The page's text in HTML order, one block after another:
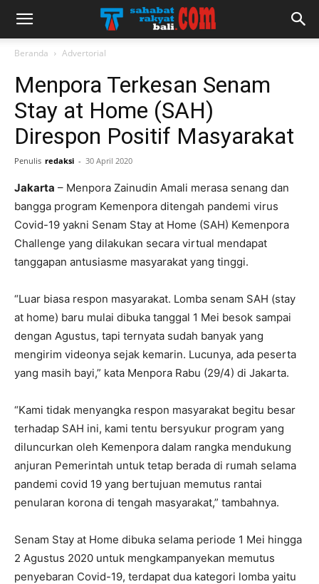
Beranda Advertorial
Menpora Terkesan Senam
Stay at Home (SAH)
Direspon Positif Masyarakat
Penulis redaksi - 30 April 2020
Jakarta – Menpora Zainudin Amali merasa senang dan
bangga program Kemenpora ditengah pandemi virus
Covid-19 yakni Senam Stay at Home (SAH) Kemenpora
Challenge yang dilakukan secara virtual mendapat
tanggapan antusiasme masyarakat yang tinggi.
“Luar biasa respon masyarakat. Lomba senam SAH (stay
at home) baru mulai dibuka tanggal 1 Mei besok sampai
dengan Agustus, tapi ternyata sudah banyak yang
mengirim videonya sejak kemarin. Lucunya, ada peserta
yang masih bayi,” kata Menpora Rabu (29/4) di Jakarta.
“Kami tidak menyangka respon masyarakat begitu besar
terhadap SAH ini, kami tentu bersyukur program yang
diluncurkan oleh Kemenpora dalam rangka mendukung
anjuran Pemerintah untuk tetap berada di rumah selama
pandemi covid 19 yang bertujuan memutus rantai
penularan korona di tengah masyarakat,” tambahnya.
Senam Stay at Home dibuka selama periode 1 Mei hingga
2 Agustus 2020 untuk mengkampanyekan memutus
penyebaran Covid-19, terdapat dua kategori lomba yaitu